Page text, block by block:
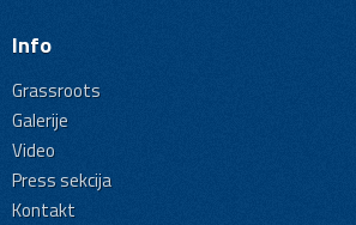
Info
Grassroots
Galerije
Video
Press sekcija
Kontakt